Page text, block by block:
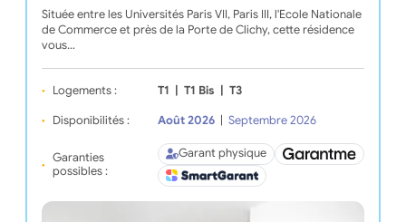
Située entre les Universités Paris VII, Paris III, l'Ecole Nationale
de Commerce et près de la Porte de Clichy, cette résidence
vous…
Logements : T1 | T1 Bis | T3
Disponibilités : Août 2026 | Septembre 2026
Garanties
possibles :
Garant physique